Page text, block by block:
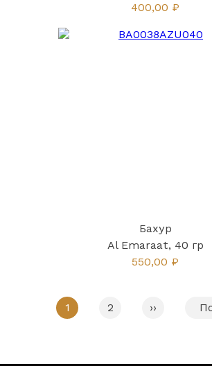
400,00 ₽
Бахур
Al Emaraat, 40 гр
550,00 ₽
Нумерация
Страница
1 Страница
2 ››